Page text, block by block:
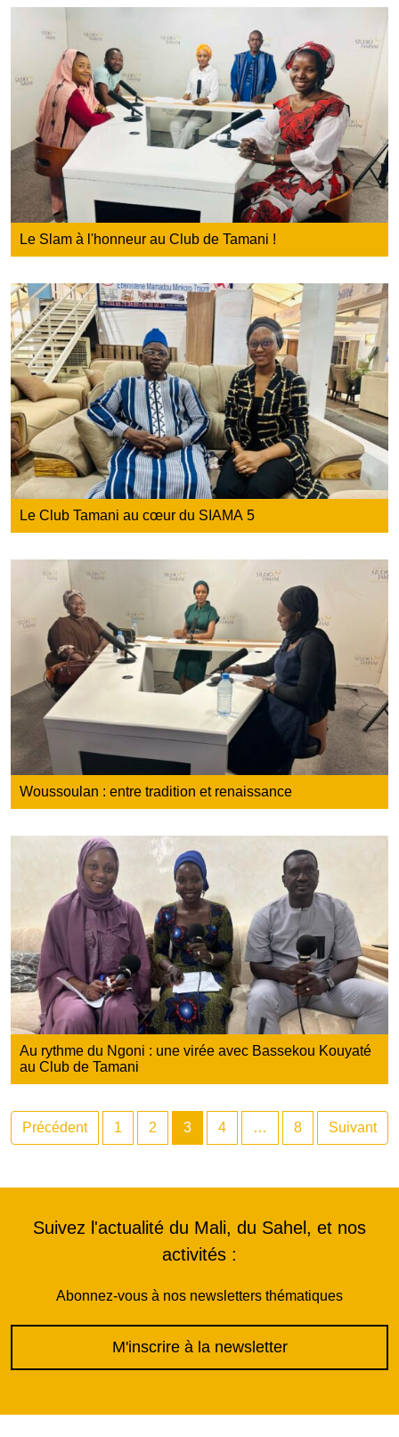
Le Slam à l'honneur au Club de Tamani !
Le Club Tamani au cœur du SIAMA 5
Woussoulan : entre tradition et renaissance
Au rythme du Ngoni : une virée avec Bassekou Kouyaté
au Club de Tamani
Précédent 1 2 3 4 … 8 Suivant
Suivez l'actualité du Mali, du Sahel, et nos
activités :
Abonnez-vous à nos newsletters thématiques
M'inscrire à la newsletter